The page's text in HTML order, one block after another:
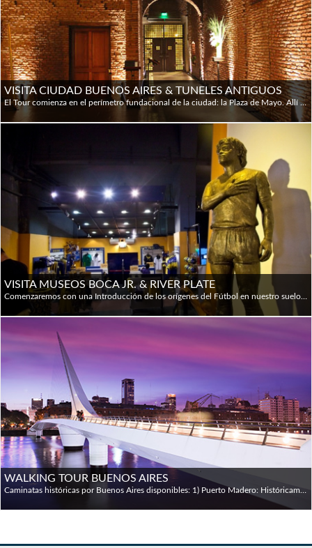
VISITA CIUDAD BUENOS AIRES & TUNELES ANTIGUOS
El Tour comienza en el perímetro fundacional de la ciudad: la Plaza de Mayo. Allí visitaremos la Casa Rosada, el Cabildo y la Catedral Metropolitana. Luego, nos trasladaremos a San Telmo, un antiguo barrio de calles empedradas dueño de una palpitante atmósfera bohemia y de un asombroso secreto: los misteriosos túneles subterráneos. Allí recorreremos el sistema de túneles y los diferentes objetos encontrados bajo tierra serán los encargados de contarnos la fascinante historia de la ciudad. La próxima parada es el pintoresco barrio de La Boca, donde pasearemos por la célebre Calle Caminito, uno de los íconos porteños más representativos. Disfrutaremos del barrio de Puerto Madero, poblado de sofisticados edificios, lujosos hoteles y exclusivos restaurantes. Luego de visitar la espléndida Plaza San Martín, recorreremos el barrio de La Recoleta. City Tour: PRIVADO - Visita al Zanjón de Granados (túneles): REGULAR
VISITA MUSEOS BOCA JR. & RIVER PLATE
WALKING TOUR BUENOS AIRES